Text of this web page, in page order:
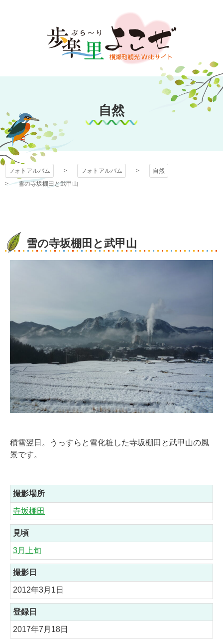
文
キ
プ
フォトアルバム
自然
フォトアルバム フォトアルバム
自然
雪の寺坂棚田と武甲山
雪の寺坂棚田と武甲山
積雪翌日。うっすらと雪化粧した寺坂棚田と武甲山の風
景です。
撮影場所
寺坂棚田
見頃
3月上旬
撮影日
2012年3月1日
登録日
2017年7月18日